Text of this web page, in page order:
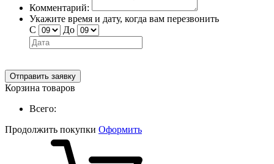
Комментарий:
Укажите время и дату, когда вам перезвонить
С
До
Отправить заявку
Корзина товаров
Всего:
Продолжить покупки Оформить